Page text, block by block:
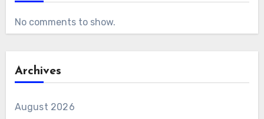
No comments to show.
Archives
August 2026